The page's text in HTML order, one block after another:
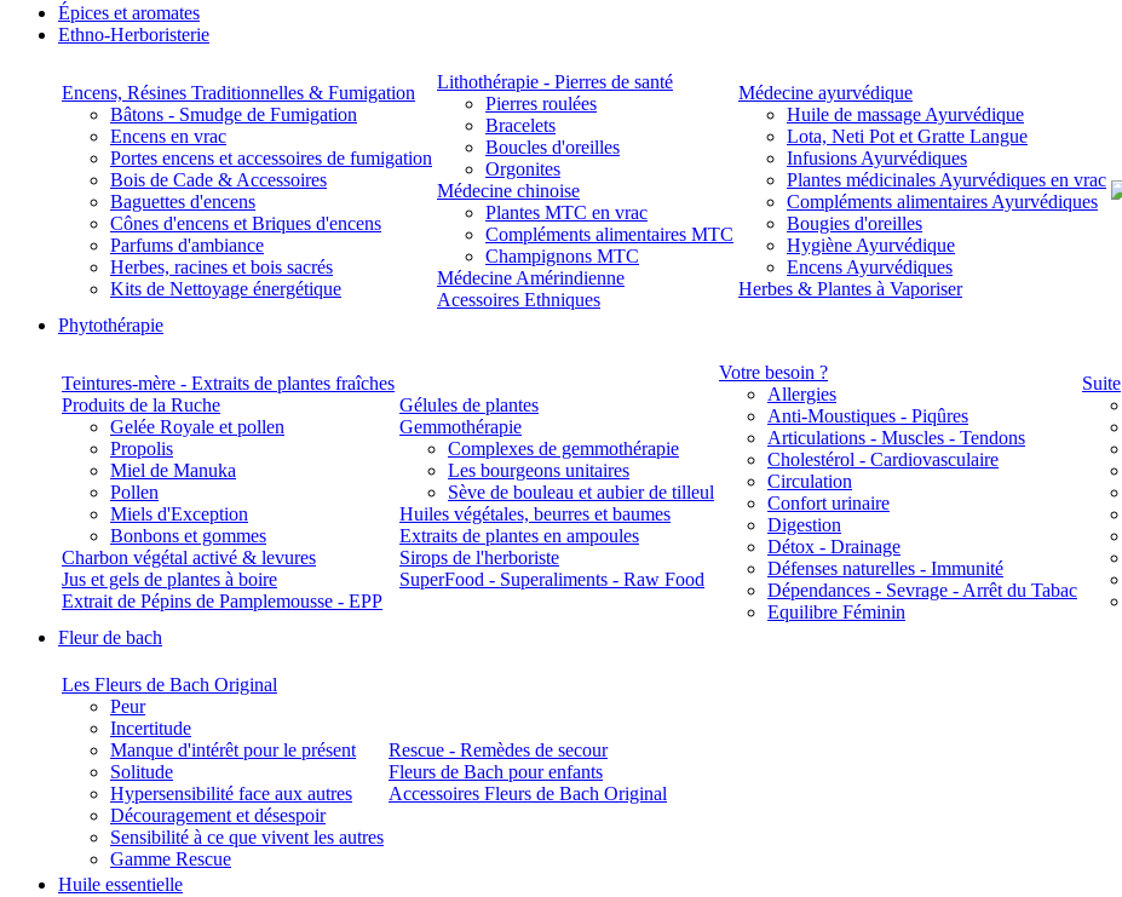
Épices et aromates
Ethno-Herboristerie
Encens, Résines Traditionnelles & Fumigation
Bâtons - Smudge de Fumigation
Encens en vrac
Portes encens et accessoires de fumigation
Bois de Cade & Accessoires
Baguettes d'encens
Cônes d'encens et Briques d'encens
Parfums d'ambiance
Herbes, racines et bois sacrés
Kits de Nettoyage énergétique
Lithothérapie - Pierres de santé
Pierres roulées
Bracelets
Boucles d'oreilles
Orgonites
Médecine chinoise
Plantes MTC en vrac
Compléments alimentaires MTC
Champignons MTC
Médecine Amérindienne
Acessoires Ethniques
Médecine ayurvédique
Huile de massage Ayurvédique
Lota, Neti Pot et Gratte Langue
Infusions Ayurvédiques
Plantes médicinales Ayurvédiques en vrac
Compléments alimentaires Ayurvédiques
Bougies d'oreilles
Hygiène Ayurvédique
Encens Ayurvédiques
Herbes & Plantes à Vaporiser
Phytothérapie
Teintures-mère - Extraits de plantes fraîches
Produits de la Ruche
Gelée Royale et pollen
Propolis
Miel de Manuka
Pollen
Miels d'Exception
Bonbons et gommes
Charbon végétal activé & levures
Jus et gels de plantes à boire
Extrait de Pépins de Pamplemousse - EPP
Gélules de plantes
Gemmothérapie
Complexes de gemmothérapie
Les bourgeons unitaires
Sève de bouleau et aubier de tilleul
Huiles végétales, beurres et baumes
Extraits de plantes en ampoules
Sirops de l'herboriste
SuperFood - Superaliments - Raw Food
Votre besoin ?
Allergies
Anti-Moustiques - Piqûres
Articulations - Muscles - Tendons
Cholestérol - Cardiovasculaire
Circulation
Confort urinaire
Digestion
Détox - Drainage
Défenses naturelles - Immunité
Dépendances - Sevrage - Arrêt du Tabac
Equilibre Féminin
Suite
Fleur de bach
Les Fleurs de Bach Original
Peur
Incertitude
Manque d'intérêt pour le présent
Solitude
Hypersensibilité face aux autres
Découragement et désespoir
Sensibilité à ce que vivent les autres
Gamme Rescue
Rescue - Remèdes de secour
Fleurs de Bach pour enfants
Accessoires Fleurs de Bach Original
Huile essentielle